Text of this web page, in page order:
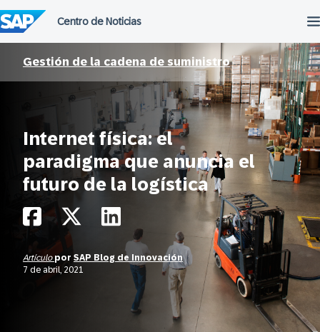
al
contenido
Gestión de la cadena de suministro
Internet física: el
paradigma que anuncia el
futuro de la logística
Artículo por SAP Blog de Innovación
7 de abril, 2021